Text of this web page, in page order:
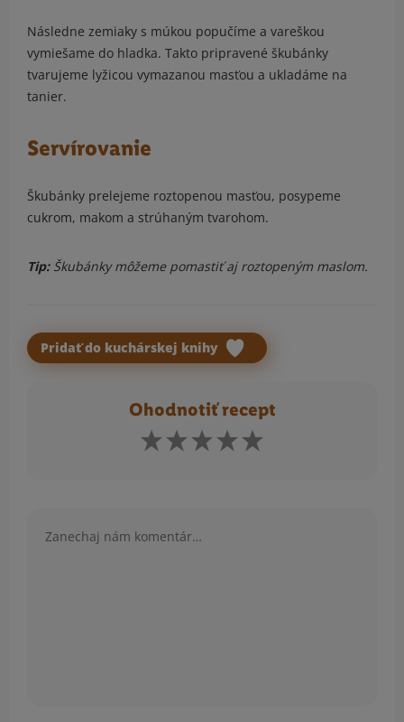
Následne zemiaky s múkou popučíme a vareškou
vymiešame do hladka. Takto pripravené škubánky
tvarujeme lyžicou vymazanou masťou a ukladáme na
tanier.
Servírovanie
Škubánky prelejeme roztopenou masťou, posypeme
cukrom, makom a strúhaným tvarohom.
Tip: Škubánky môžeme pomastiť aj roztopeným maslom.
Pridať do kuchárskej knihy
Ohodnotiť recept